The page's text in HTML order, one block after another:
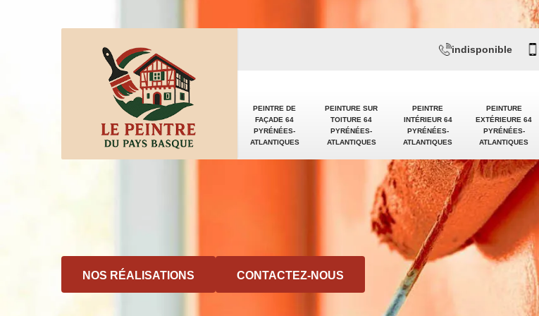
PEINTRE DE
FAÇADE 64
PYRÉNÉES-
ATLANTIQUES
PEINTURE SUR
TOITURE 64
PYRÉNÉES-
ATLANTIQUES
PEINTRE
INTÉRIEUR 64
PYRÉNÉES-
ATLANTIQUES
PEINTURE
EXTÉRIEURE 64
PYRÉNÉES-
ATLANTIQUES
indisponible
NOS RÉALISATIONS CONTACTEZ-NOUS